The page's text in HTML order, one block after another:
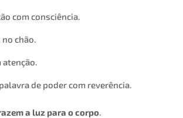
com consciência.
chão.
atenção.
de poder com reverência.
a luz para o corpo.